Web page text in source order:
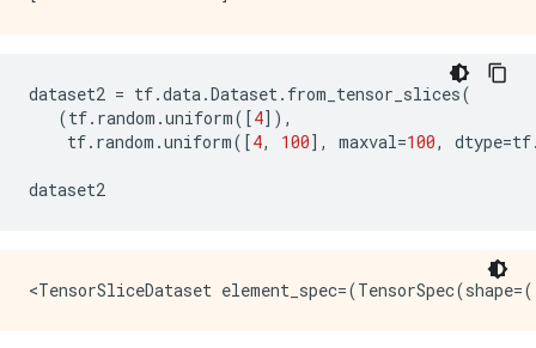
dataset2 = tf.data.Dataset. from_tensor_slices(
(tf. random .uniform([4]),
tf. random .uniform([4, 100], maxval=100, dtype=tf
dataset2